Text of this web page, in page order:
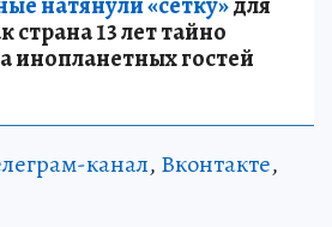
13 лет тайно
инопланетных гостей
канал, Вконтакте,